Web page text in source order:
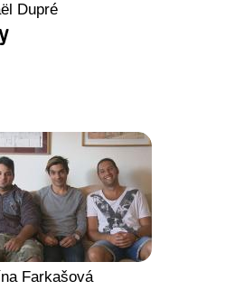
Dupré
Farkašová